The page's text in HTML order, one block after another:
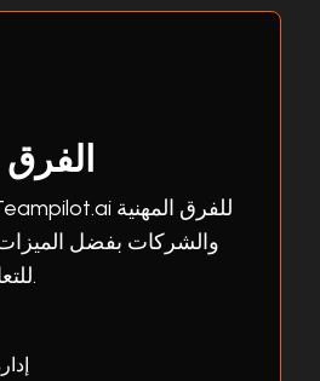
والشركات بفضل
للتعاون وأمان البيانات.